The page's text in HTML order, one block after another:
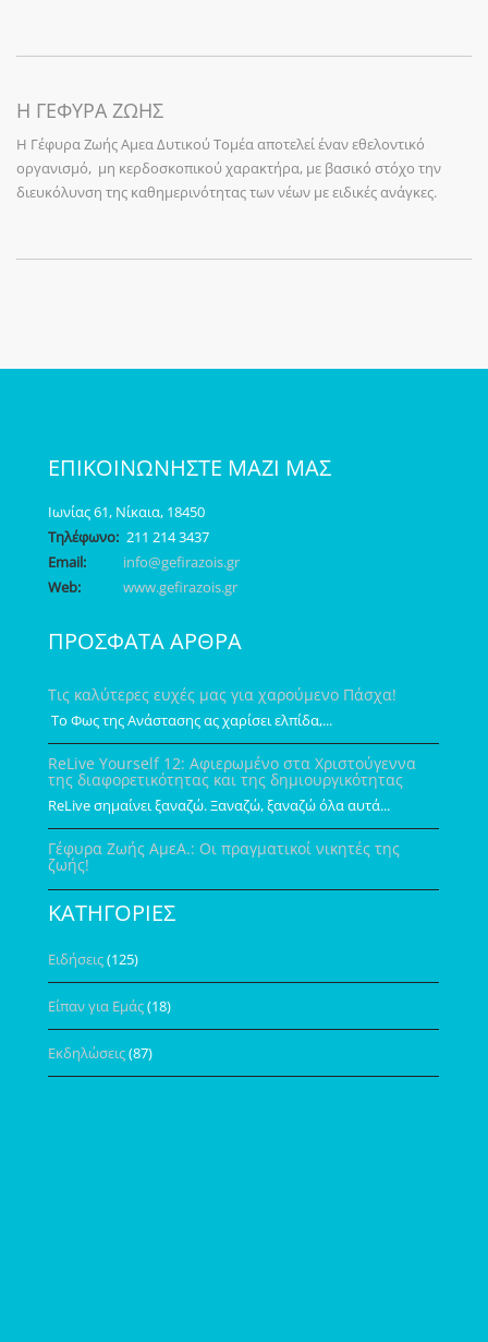
Η ΓΕΦΥΡΑ ΖΩΗΣ
Η Γέφυρα Ζωής Αμεα Δυτικού Τομέα αποτελεί έναν εθελοντικό
οργανισμό, μη κερδοσκοπικού χαρακτήρα, με βασικό στόχο την
διευκόλυνση της καθημερινότητας των νέων με ειδικές ανάγκες.
ΕΠΙΚΟΙΝΩΝΗΣΤΕ ΜΑΖΙ ΜΑΣ
Ιωνίας 61, Νίκαια, 18450
Τηλέφωνο:211 214 3437
Email:
info@gefirazois.gr
Web:
www.gefirazois.gr
ΠΡΟΣΦΑΤΑ ΑΡΘΡΑ
Τις καλύτερες ευχές μας για χαρούμενο Πάσχα!
Το Φως της Ανάστασης ας χαρίσει ελπίδα,...
ReLive Yourself 12: Αφιερωμένο στα Χριστούγεννα
της διαφορετικότητας και της δημιουργικότητας
ReLive σημαίνει ξαναζώ. Ξαναζώ, ξαναζώ όλα αυτά...
Γέφυρα Ζωής ΑμεΑ.: Οι πραγματικοί νικητές της
ζωής!
ΚΑΤΗΓΟΡΙΕΣ
Ειδήσεις(125)
Είπαν για Εμάς(18)
Εκδηλώσεις(87)